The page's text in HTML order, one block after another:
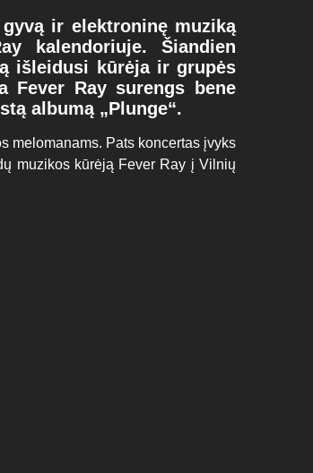
ir elektroninę muziką
kalendoriuje. Šiandien
išleidusi kūrėja ir grupės
Fever Ray surengs bene
albumą „Plunge“.
melomanams. Pats koncertas įvyks
muzikos kūrėją Fever Ray į Vilnių